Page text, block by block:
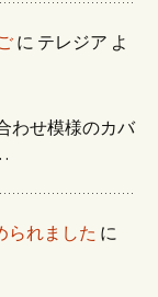
に テレジア よ
わせ模様のカバ
られました に